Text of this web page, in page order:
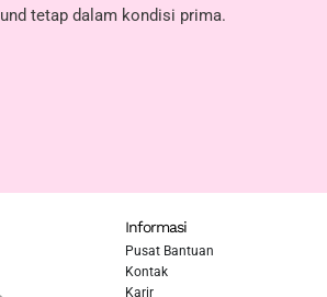
tetap dalam kondisi prima.
Informasi
Pusat Bantuan
Kontak
Karir